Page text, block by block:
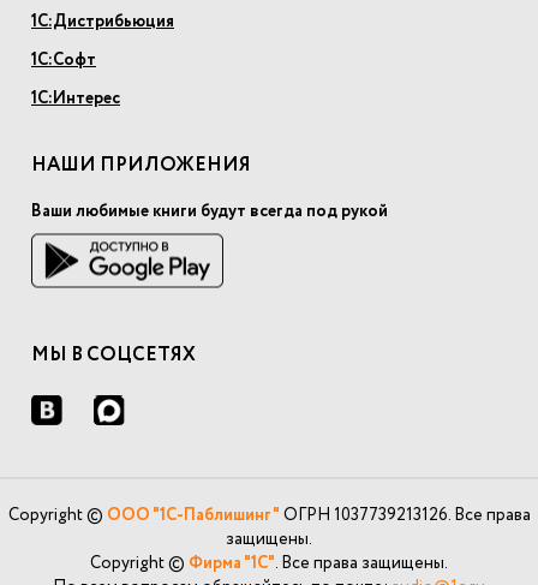
1С:Дистрибьюция
1С:Софт
1С:Интерес
НАШИ ПРИЛОЖЕНИЯ
Ваши любимые книги будут всегда под рукой
МЫ В СОЦСЕТЯХ
Copyright © ООО "1С-Паблишинг" ОГРН 1037739213126. Все права
защищены.
Copyright © Фирма "1С". Все права защищены.